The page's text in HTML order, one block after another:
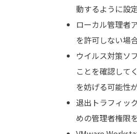
動するように設
ローカル管理者
を許可しない場
ウイルス対策ソ
ことを確認して
を妨げる可能性
退出トラフィッ
めの管理者権限